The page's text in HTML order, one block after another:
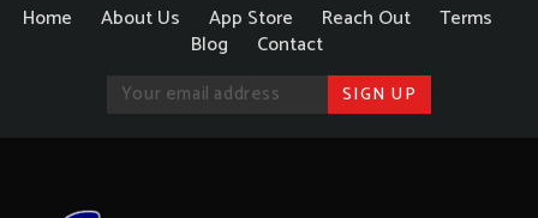
Home About Us App Store Reach Out
Terms
Blog
Contact